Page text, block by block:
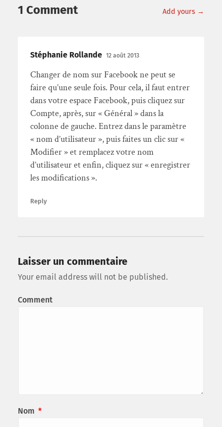
1 Comment Add yours →
Stéphanie Rollande 12 août 2013
Changer de nom sur Facebook ne peut se
faire qu’une seule fois. Pour cela, il faut entrer
dans votre espace Facebook, puis cliquez sur
Compte, après, sur « Général » dans la
colonne de gauche. Entrez dans le paramètre
« nom d’utilisateur », puis faites un clic sur «
Modifier » et remplacez votre nom
d’utilisateur et enfin, cliquez sur « enregistrer
les modifications ».
Reply
Laisser un commentaire
Your email address will not be published.
Comment
Nom *